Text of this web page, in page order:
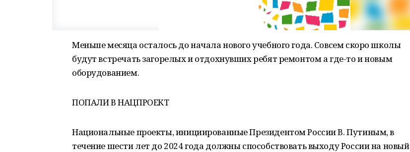
Меньше месяца осталось до начала нового учебного года. Совсем скоро школы
будут встречать загорелых и отдохнувших ребят ремонтом а где-то и новым
оборудованием.
ПОПАЛИ В НАЦПРОЕКТ
Национальные проекты, инициированные Президентом России В. Путиным, в
течение шести лет до 2024 года должны способствовать выходу России на новый